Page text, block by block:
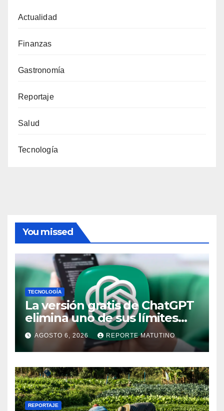
Actualidad
Finanzas
Gastronomía
Reportaje
Salud
Tecnología
You missed
TECNOLOGÍA
La versión gratis de ChatGPT
elimina uno de sus límites
más pedidos y ahora es más
útil
AGOSTO 6, 2026 REPORTE MATUTINO
REPORTAJE